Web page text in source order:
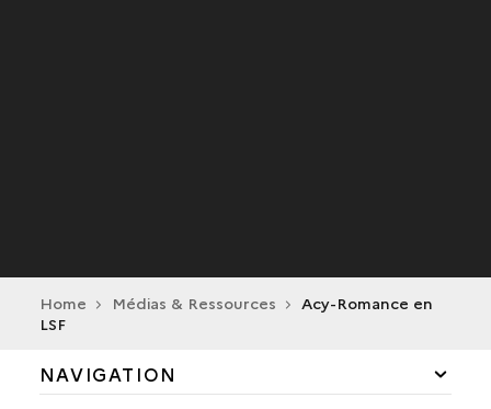
Home Médias & Ressources
Acy-Romance en
LSF
NAVIGATION